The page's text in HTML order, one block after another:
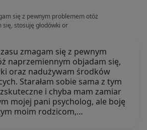
się z pewnym problemem otóż
stosuję głodówki or
zmagam się z pewnym
naprzemiennym objadam się,
oraz nadużywam środków
Starałam sobie sama z tym
i chyba mam zamiar
mojej pani psycholog, ale boję
moim rodzicom,…